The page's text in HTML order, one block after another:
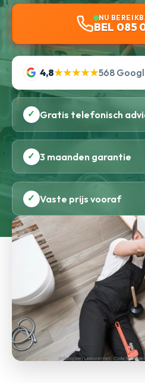
NU
BEL 085
4,8★★★★★568
✓ Gratis telefonisch
✓ 3 maanden garantie
✓ Vaste prijs vooraf